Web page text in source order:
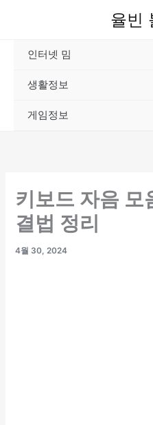
율빈
인터넷 밈
생활정보
게임정보
키보드 자음 모
결법 정리
4월 30, 2024